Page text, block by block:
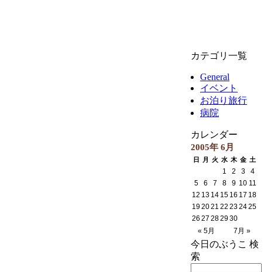
カテゴリ一覧
General
イベント
お泊り旅行
病院
カレンダー
2005年 6月
日 月 火 水 木 金 土
« 5月 7月 »
1 2 3
4
5
6 7 8 9 10 11
12 13 14 15 16 17 18
192021 22 232425
26 27 282930
今日のぶうこ 検
索